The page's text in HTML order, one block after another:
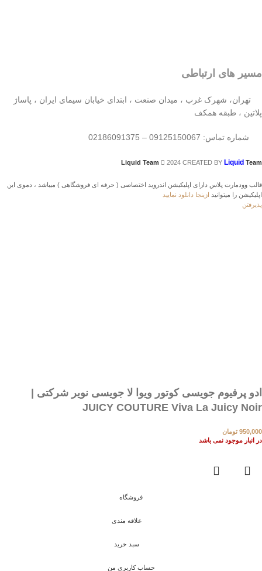
مسیر های ارتباطی
تهران، شهرک غرب ، میدان صنعت ، ابتدای خیابان سیمای ایران ، پاساژ
پلاتین ، طبقه همکف
شماره تماس: 09125150067 – 02186091375
Liquid Team 2024 CREATED BY Liquid Team
قالب وودمارت پلاس دارای اپلیکیشن اندروید اختصاصی ( حرفه ای فروشگاهی ) میباشد ، دموی این
اپلیکیشن را میتوانید ازینجا دانلود نمایید
پذیرفتن
ادو پرفیوم جویسی کوتور ویوا لا جویسی نویر شرکتی |
JUICY COUTURE Viva La Juicy Noir
950,000 تومان
در انبار موجود نمی باشد
فروشگاه
علاقه مندی
سبد خرید
حساب کاربری من